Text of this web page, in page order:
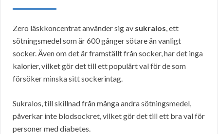
Zero läskkoncentrat använder sig av sukralos, ett
sötningsmedel som är 600 gånger sötare än vanligt
socker. Även om det är framställt från socker, har det inga
kalorier, vilket gör det till ett populärt val för de som
försöker minska sitt sockerintag.
Sukralos, till skillnad från många andra sötningsmedel,
påverkar inte blodsockret, vilket gör det till ett bra val för
personer med diabetes.